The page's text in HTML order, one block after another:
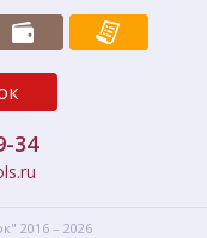
34
2016 – 2026